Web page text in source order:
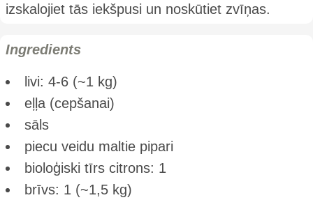
izskalojiet tās iekšpusi un noskūtiet zvīņas.
Ingredients
livi: 4-6 (~1 kg)
eļļa (cepšanai)
sāls
piecu veidu maltie pipari
bioloģiski tīrs citrons: 1
brīvs: 1 (~1,5 kg)